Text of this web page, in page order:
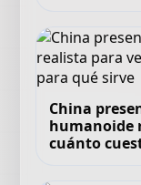
China
humanoide
cuánto